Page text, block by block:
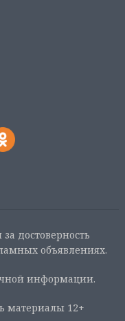
достоверность
объявлениях.
информации.
материалы 12+